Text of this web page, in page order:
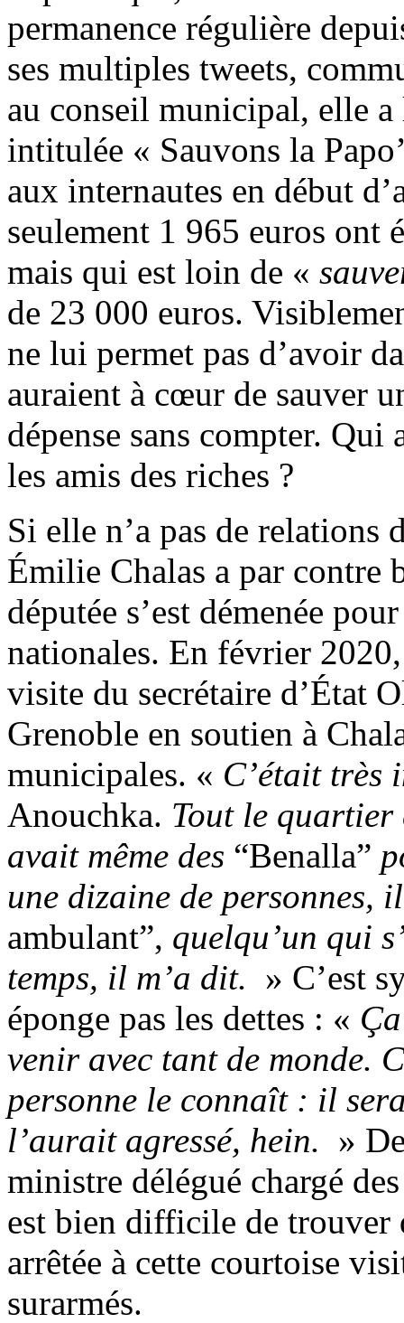
permanence régulière
ses multiples tweets,
au conseil municipal, elle a
intitulée « Sauvons la
aux internautes en début
seulement 1 965 euros ont
mais qui est loin de «
de 23 000 euros.
ne lui permet pas d’avoir
auraient à cœur de sauver
dépense sans compter.
les amis des riches ?
Si elle n’a pas de relations
Émilie Chalas a par contre
députée s’est démenée
nationales. En février
visite du secrétaire d’État
Grenoble en soutien à
municipales. « C’était très
Anouchka. Tout le
avait même des “Benalla”
une dizaine de personnes,
ambulant”, quelqu’un qui
temps, il m’a dit. » C’est
éponge pas les dettes : «
venir avec tant de monde.
personne le connaît : il
l’aurait agressé, hein. »
ministre délégué chargé
est bien difficile de trouver
arrêtée à cette courtoise
surarmés.